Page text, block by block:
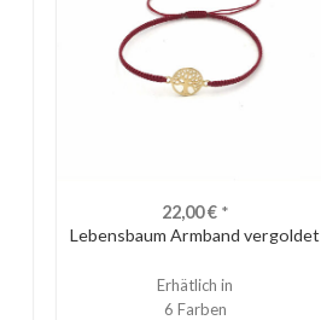
22,00€*
Lebensbaum Armband vergoldet
Erhätlich in
6 Farben